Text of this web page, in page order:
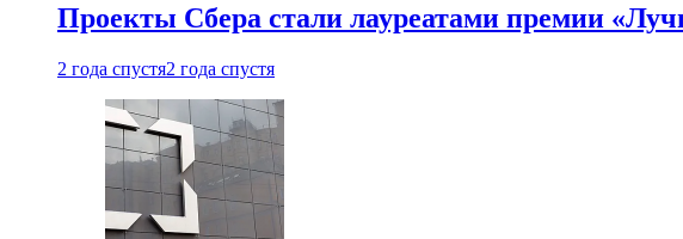
Проекты Сбера стали лауреатами премии
2 года спустя2 года спустя